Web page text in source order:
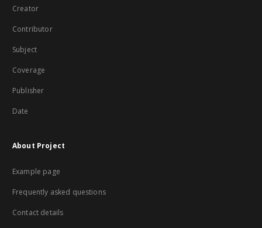
Creator
Contributor
Subject
Coverage
Publisher
Date
About Project
Example page
Frequently asked questions
Contact details